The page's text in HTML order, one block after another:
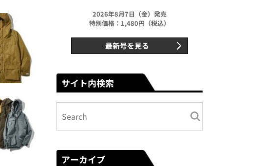
2026年8月7日（金）発売
特別価格：1,480円（税込）
最新号を見る
サイト内検索
アーカイブ